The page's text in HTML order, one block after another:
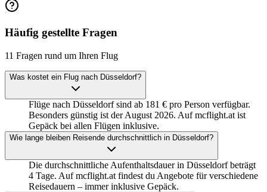
Häufig gestellte Fragen
11 Fragen rund um Ihren Flug
Was kostet ein Flug nach Düsseldorf?
Flüge nach Düsseldorf sind ab 181 € pro Person verfügbar.
Besonders günstig ist der August 2026. Auf mcflight.at ist
Gepäck bei allen Flügen inklusive.
Wie lange bleiben Reisende durchschnittlich in Düsseldorf?
Die durchschnittliche Aufenthaltsdauer in Düsseldorf beträgt
4 Tage. Auf mcflight.at findest du Angebote für verschiedene
Reisedauern – immer inklusive Gepäck.